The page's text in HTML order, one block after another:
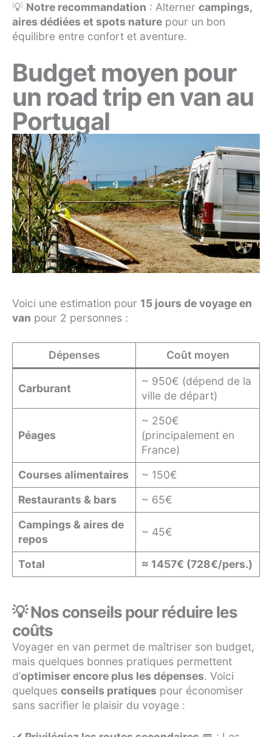
💡 Notre recommandation : Alterner campings,
aires dédiées et spots nature pour un bon
équilibre entre confort et aventure.
Budget moyen pour
un road trip en van au
Portugal
Voici une estimation pour 15 jours de voyage en
van pour 2 personnes :
Dépenses Coût moyen
Carburant
~ 950€ (dépend de la
ville de départ)
Péages
~ 250€
(principalement en
France)
Courses alimentaires
~ 150€
Restaurants & bars
~ 65€
Campings & aires de
repos
~ 45€
Total ≈ 1457€ (728€/pers.)
💡 Nos conseils pour réduire les
coûts
Voyager en van permet de maîtriser son budget,
mais quelques bonnes pratiques permettent
d’optimiser encore plus les dépenses. Voici
quelques conseils pratiques pour économiser
sans sacrifier le plaisir du voyage :